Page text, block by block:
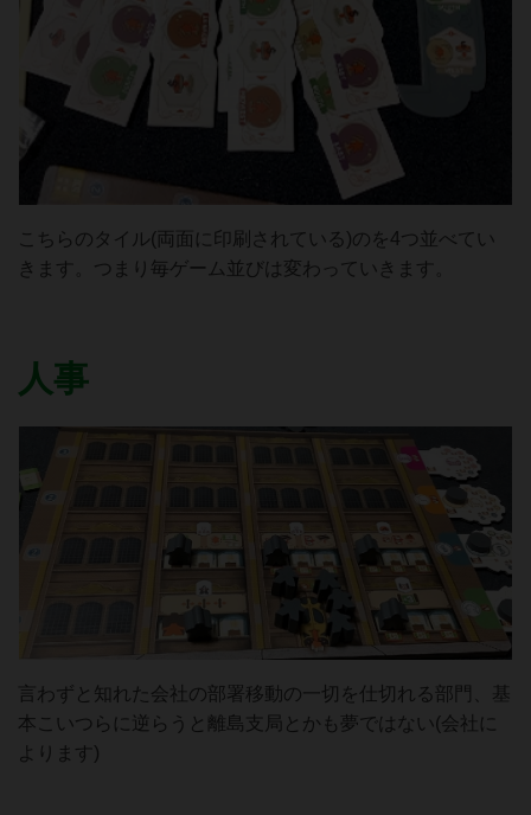
こちらのタイル(両面に印刷されている)のを4つ並べてい
きます。つまり毎ゲーム並びは変わっていきます。
人事
言わずと知れた会社の部署移動の一切を仕切れる部門、基
本こいつらに逆らうと離島支局とかも夢ではない(会社に
よります)